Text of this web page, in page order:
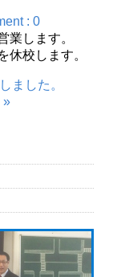
: 0
業します。
休校します。
ました。
»